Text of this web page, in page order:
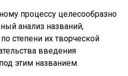
процессу целесообразно
анализ названий,
степени их творческой
введения
этим названием.